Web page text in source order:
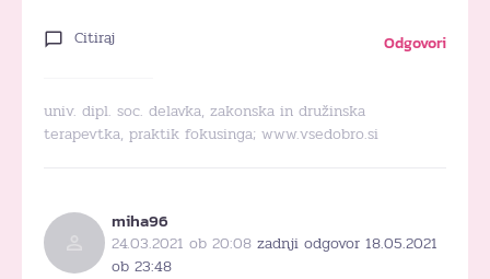
Citiraj Odgovori
univ. dipl. soc. delavka, zakonska in družinska
terapevtka, praktik fokusinga; www.vsedobro.si
miha96
24.03.2021 ob 20:08 zadnji odgovor 18.05.2021
ob 23:48